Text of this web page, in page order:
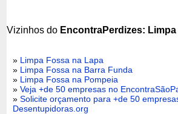
Vizinhos do EncontraPerdizes:
» Limpa Fossa na Lapa
» Limpa Fossa na Barra Funda
» Limpa Fossa na Pompeia
»Veja +de 50 empresas no
»Solicite orçamento para +de 50
Desentupidoras.org